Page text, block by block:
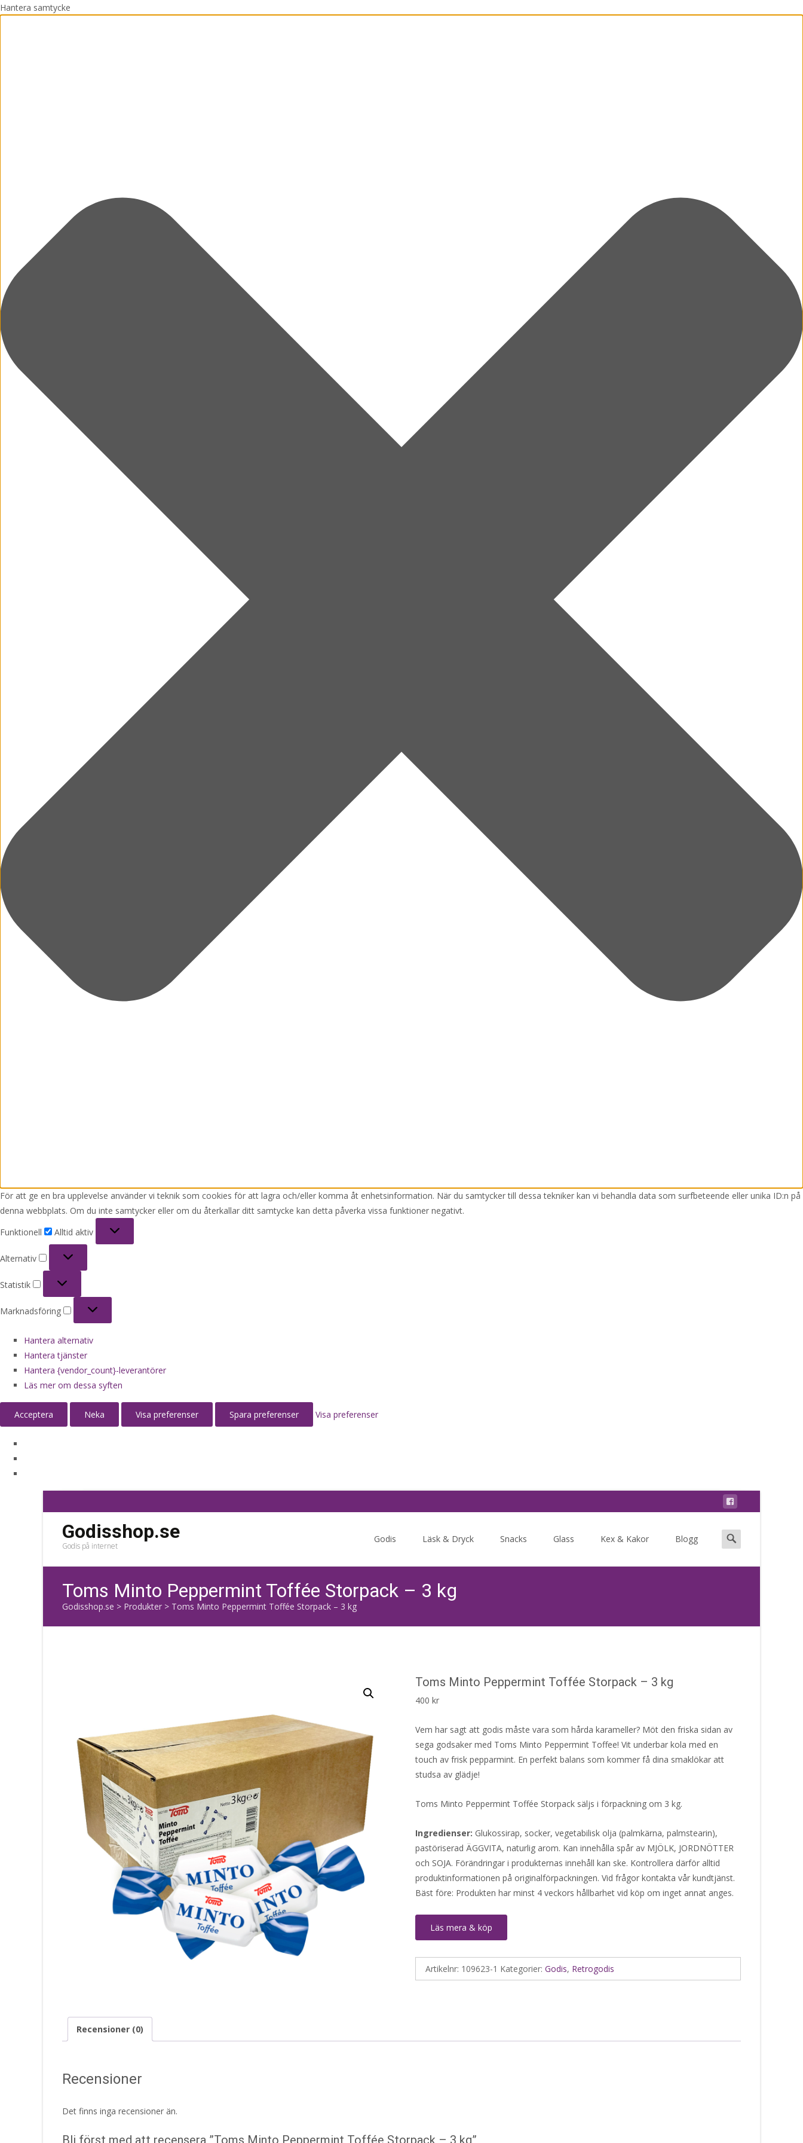
Hantera samtycke
För att ge en bra upplevelse använder vi teknik som cookies för att lagra och/eller komma åt enhetsinformation. När du samtycker till dessa tekniker kan vi behandla data som surfbeteende eller unika ID:n på
denna webbplats. Om du inte samtycker eller om du återkallar ditt samtycke kan detta påverka vissa funktioner negativt.
Funktionell
Alltid aktiv
Alternativ
Statistik
Marknadsföring
Hantera alternativ
Hantera tjänster
Hantera {vendor_count}-leverantörer
Läs mer om dessa syften
Acceptera Neka Visa preferenser Spara preferenser Visa preferenser
Godisshop.se
Godis på internet
Godis Läsk & Dryck Snacks Glass Kex & Kakor Blogg
Search
for:
Toms Minto Peppermint Toffée Storpack – 3 kg
Godisshop.se > Produkter > Toms Minto Peppermint Toffée Storpack – 3 kg
Toms Minto Peppermint Toffée Storpack – 3 kg
400 kr
Vem har sagt att godis måste vara som hårda karameller? Möt den friska sidan av
sega godsaker med Toms Minto Peppermint Toffee! Vit underbar kola med en
touch av frisk pepparmint. En perfekt balans som kommer få dina smaklökar att
studsa av glädje!
Toms Minto Peppermint Toffée Storpack säljs i förpackning om 3 kg.
Ingredienser: Glukossirap, socker, vegetabilisk olja (palmkärna, palmstearin),
pastöriserad ÄGGVITA, naturlig arom. Kan innehålla spår av MJÖLK, JORDNÖTTER
och SOJA. Förändringar i produkternas innehåll kan ske. Kontrollera därför alltid
produktinformationen på originalförpackningen. Vid frågor kontakta vår kundtjänst.
Bäst före: Produkten har minst 4 veckors hållbarhet vid köp om inget annat anges.
Läs mera & köp
Artikelnr: 109623-1 Kategorier: Godis, Retrogodis
Recensioner (0)
Recensioner
Det finns inga recensioner än.
Bli först med att recensera ”Toms Minto Peppermint Toffée Storpack – 3 kg”